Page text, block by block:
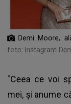
Demi Moore,
foto: Instagram
"Ceea ce voi
mei, şi anume